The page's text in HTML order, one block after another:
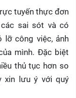
tuyến thực đơn
sai sót và có
lỡ công việc, ảnh
mình. Đặc biệt
thủ tục hơn so
xin lưu ý với quý